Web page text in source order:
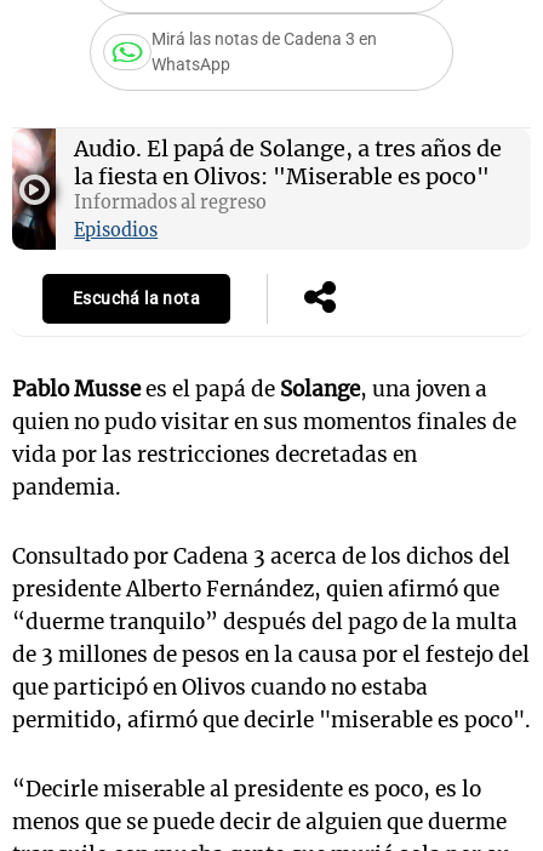
Mirá las notas de Cadena 3 en
WhatsApp
Audio. El papá de Solange, a tres años de
la fiesta en Olivos: "Miserable es poco"
Informados al regreso
Episodios
Escuchá la nota
Pablo Mussees el papá de Solange, una joven a
quien no pudo visitar en sus momentos finales de
vida por las restricciones decretadas en
pandemia.
Consultado por Cadena 3 acerca de los dichos del
presidente Alberto Fernández, quien afirmó que
“duerme tranquilo” después del pago de la multa
de 3 millones de pesos en la causa por el festejo del
que participó en Olivos cuando no estaba
permitido, afirmó que decirle "miserable es poco".
“Decirle miserable al presidente es poco, es lo
menos que se puede decir de alguien que duerme